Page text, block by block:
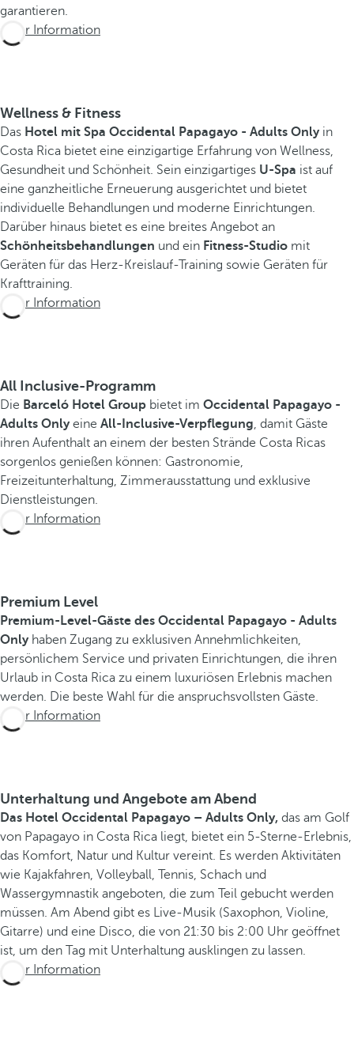
garantieren.
Mehr Information
Wellness & Fitness
Das Hotel mit Spa Occidental Papagayo - Adults Onlyin
Costa Rica bietet eine einzigartige Erfahrung von Wellness,
Gesundheit und Schönheit. Sein einzigartiges U-Spa ist auf
eine ganzheitliche Erneuerung ausgerichtet und bietet
individuelle Behandlungen und moderne Einrichtungen.
Darüber hinaus bietet es eine breites Angebot an
Schönheitsbehandlungen und ein Fitness-Studio mit
Geräten für das Herz-Kreislauf-Training sowie Geräten für
Krafttraining.
Mehr Information
All Inclusive-Programm
Die Barceló Hotel Group bietet im Occidental Papagayo -
Adults Onlyeine All-Inclusive-Verpflegung, damit Gäste
ihren Aufenthalt an einem der besten Strände Costa Ricas
sorgenlos genießen können: Gastronomie,
Freizeitunterhaltung, Zimmerausstattung und exklusive
Dienstleistungen.
Mehr Information
Premium Level
Premium-Level-Gäste des Occidental Papagayo - Adults
Onlyhaben Zugang zu exklusiven Annehmlichkeiten,
persönlichem Service und privaten Einrichtungen, die ihren
Urlaub in Costa Rica zu einem luxuriösen Erlebnis machen
werden. Die beste Wahl für die anspruchsvollsten Gäste.
Mehr Information
Unterhaltung und Angebote am Abend
Das Hotel Occidental Papagayo – Adults Only, das am Golf
von Papagayo in Costa Rica liegt, bietet ein 5-Sterne-Erlebnis,
das Komfort, Natur und Kultur vereint. Es werden Aktivitäten
wie Kajakfahren, Volleyball, Tennis, Schach und
Wassergymnastik angeboten, die zum Teil gebucht werden
müssen. Am Abend gibt es Live-Musik (Saxophon, Violine,
Gitarre) und eine Disco, die von 21:30 bis 2:00 Uhr geöffnet
ist, um den Tag mit Unterhaltung ausklingen zu lassen.
Mehr Information